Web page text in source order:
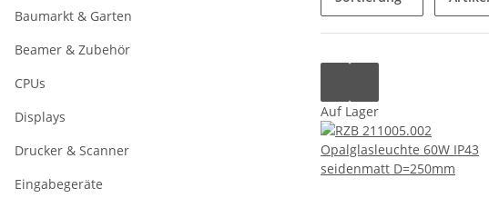
Auf Lager
Baumarkt & Garten
Beamer & Zubehör
CPUs
Displays
Drucker & Scanner
Eingabegeräte